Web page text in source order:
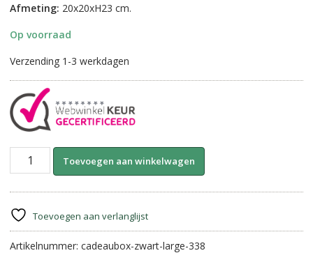
Afmeting: 20x20xH23 cm.
Op voorraad
Verzending 1-3 werkdagen
Cadeaubox
Large
||
Zwart
Toevoegen aan winkelwagen
n
Toevoegen aan verlanglijst
Artikelnummer: cadeaubox-zwart-large-338